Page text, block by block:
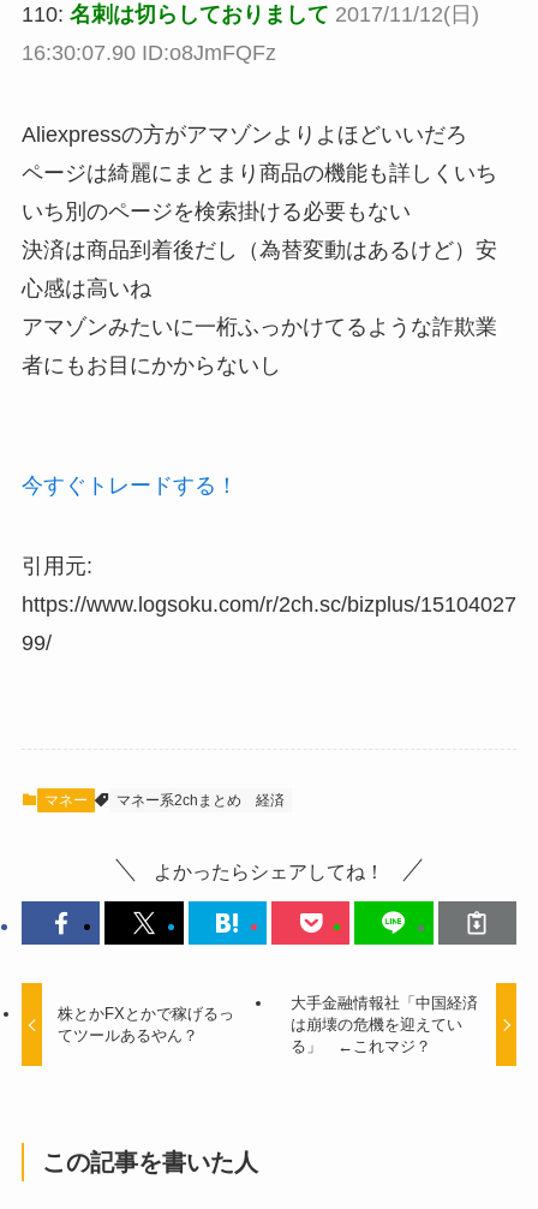
110: 名刺は切らしておりまして 2017/11/12(日)
16:30:07.90 ID:o8JmFQFz
Aliexpressの方がアマゾンよりよほどいいだろ
ページは綺麗にまとまり商品の機能も詳しくいち
いち別のページを検索掛ける必要もない
決済は商品到着後だし（為替変動はあるけど）安
心感は高いね
アマゾンみたいに一桁ふっかけてるような詐欺業
者にもお目にかからないし
今すぐトレードする！
引用元:
https://www.logsoku.com/r/2ch.sc/bizplus/15104027
99/
マネー マネー系2chまとめ 経済
よかったらシェアしてね！
株とかFXとかで稼げるっ
てツールあるやん？
大手金融情報社「中国経済
は崩壊の危機を迎えてい
る」 ←これマジ？
この記事を書いた人